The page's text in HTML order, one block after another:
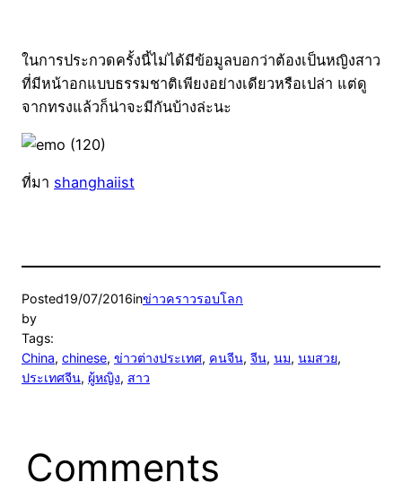
ในการประกวดครั้งนี้ไม่ได้มีข้อมูลบอกว่าต้องเป็นหญิงสาว
ที่มีหน้าอกแบบธรรมชาติเพียงอย่างเดียวหรือเปล่า แต่ดู
จากทรงแล้วก็น่าจะมีกันบ้างล่ะนะ
ที่มา shanghaiist
Posted19/07/2016inข่าวคราวรอบโลก
by
Tags:
China, chinese, ข่าวต่างประเทศ, คนจีน, จีน, นม, นมสวย
ประเทศจีน, ผู้หญิง, สาว
Comments